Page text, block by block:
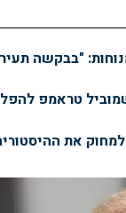
"בבקשה
טראמפ
את